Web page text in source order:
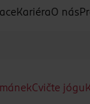
Kariéra O nás
Cvičte jógu